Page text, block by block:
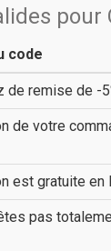
pour
code
de remise de -
de votre
est gratuite en
pas